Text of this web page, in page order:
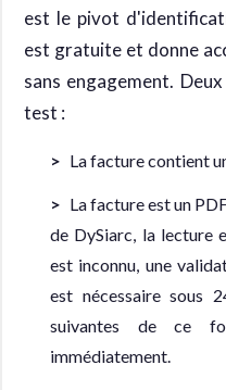
est le pivot
est gratuite et donne
sans engagement.
test :
La facture contient
La facture est un
de DySiarc, la lecture
est inconnu, une
est nécessaire sous
suivantes de ce
immédiatement.